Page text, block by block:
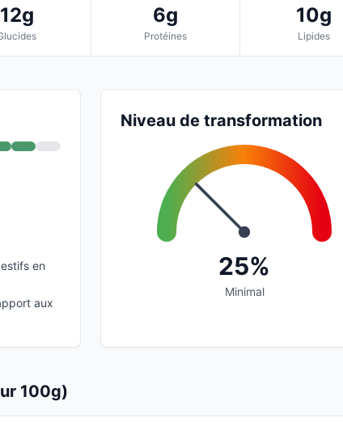
12g 6g
Protéines
10g
Lipides
en
aux
Niveau de transformation
25%
Minimal
100g)